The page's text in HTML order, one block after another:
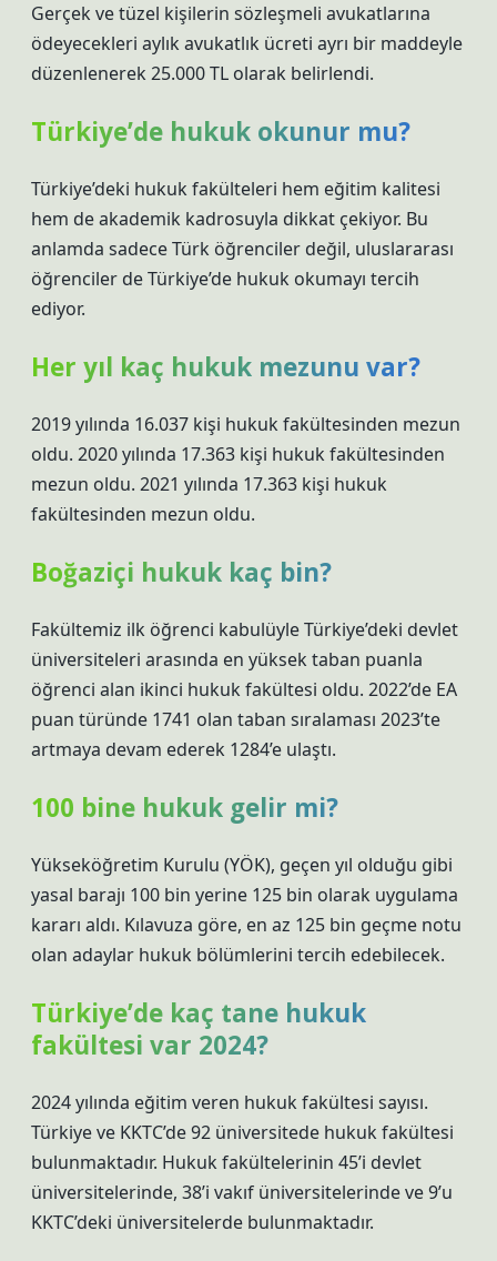
Gerçek ve tüzel kişilerin sözleşmeli avukatlarına
ödeyecekleri aylık avukatlık ücreti ayrı bir maddeyle
düzenlenerek 25.000 TL olarak belirlendi.
Türkiye’de hukuk okunur mu?
Türkiye’deki hukuk fakülteleri hem eğitim kalitesi
hem de akademik kadrosuyla dikkat çekiyor. Bu
anlamda sadece Türk öğrenciler değil, uluslararası
öğrenciler de Türkiye’de hukuk okumayı tercih
ediyor.
Her yıl kaç hukuk mezunu var?
2019 yılında 16.037 kişi hukuk fakültesinden mezun
oldu. 2020 yılında 17.363 kişi hukuk fakültesinden
mezun oldu. 2021 yılında 17.363 kişi hukuk
fakültesinden mezun oldu.
Boğaziçi hukuk kaç bin?
Fakültemiz ilk öğrenci kabulüyle Türkiye’deki devlet
üniversiteleri arasında en yüksek taban puanla
öğrenci alan ikinci hukuk fakültesi oldu. 2022’de EA
puan türünde 1741 olan taban sıralaması 2023’te
artmaya devam ederek 1284’e ulaştı.
100 bine hukuk gelir mi?
Yükseköğretim Kurulu (YÖK), geçen yıl olduğu gibi
yasal barajı 100 bin yerine 125 bin olarak uygulama
kararı aldı. Kılavuza göre, en az 125 bin geçme notu
olan adaylar hukuk bölümlerini tercih edebilecek.
Türkiye’de kaç tane hukuk
fakültesi var 2024?
2024 yılında eğitim veren hukuk fakültesi sayısı.
Türkiye ve KKTC’de 92 üniversitede hukuk fakültesi
bulunmaktadır. Hukuk fakültelerinin 45’i devlet
üniversitelerinde, 38’i vakıf üniversitelerinde ve 9’u
KKTC’deki üniversitelerde bulunmaktadır.